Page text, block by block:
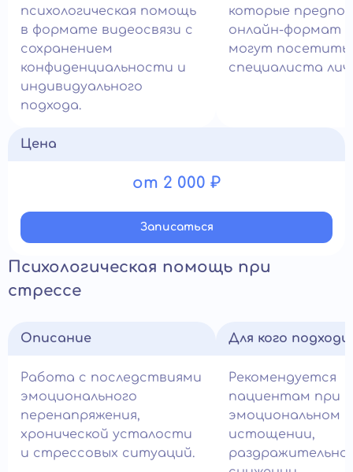
психологическая помощь
в формате видеосвязи с
сохранением
конфиденциальности и
индивидуального
подхода.
которые
онлайн-формат
могут посетить
специалиста
Цена
от 2 000 ₽
Записатьcя
Психологическая помощь при
стрессе
Описание
Работа с последствиями
эмоционального
перенапряжения,
хронической усталости
и стрессовых ситуаций.
Для кого
Рекомендуется
пациентам при
эмоциональном
истощении,